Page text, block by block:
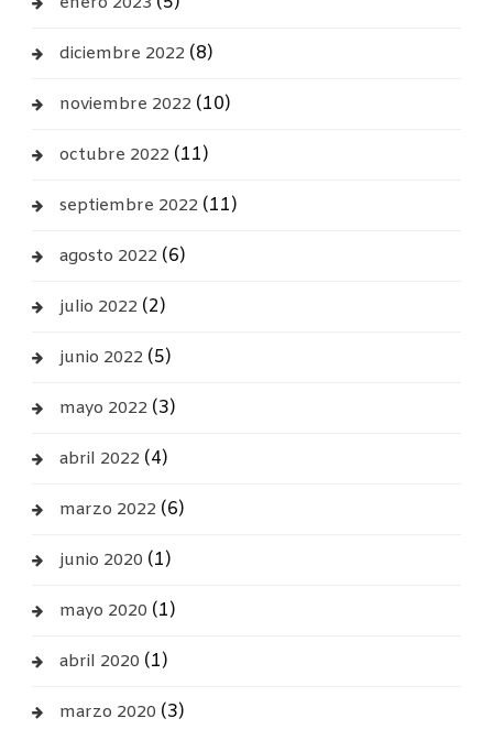
diciembre 2022 (8)
noviembre 2022 (10)
octubre 2022 (11)
septiembre 2022 (11)
agosto 2022 (6)
julio 2022 (2)
junio 2022 (5)
mayo 2022 (3)
abril 2022 (4)
marzo 2022 (6)
junio 2020 (1)
mayo 2020 (1)
abril 2020 (1)
marzo 2020 (3)